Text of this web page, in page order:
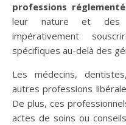
professions
leur nature et des
impérativement
spécifiques au-delà des
Les médecins,
autres professions
De plus, ces
actes de soins ou